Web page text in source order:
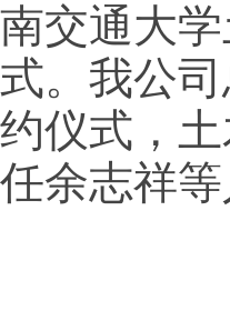
南交通大
式。我公
约仪式，
任余志祥